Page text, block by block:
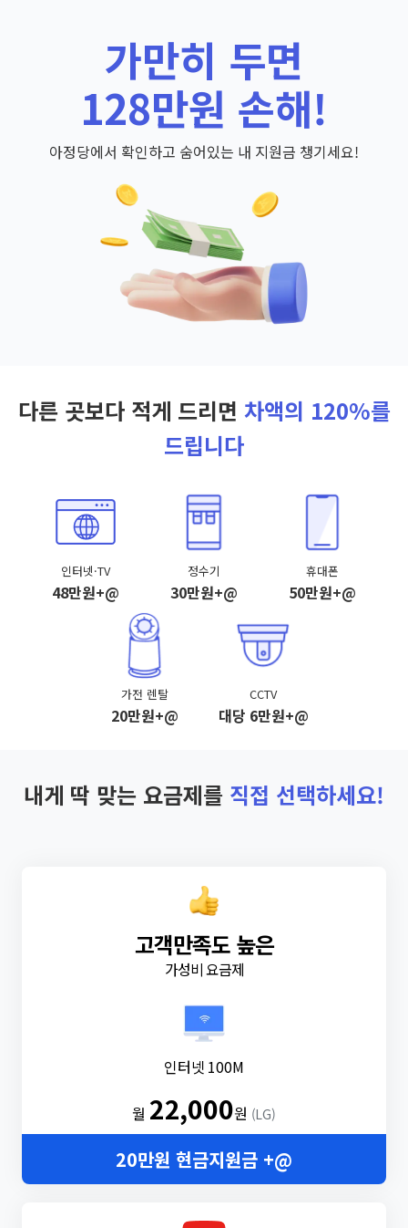
가만히 두면
128만원 손해!
아정당에서 확인하고 숨어있는 내 지원금 챙기세요!
다른 곳보다 적게 드리면 차액의 120%를
드립니다
인터넷·TV
48만원+@
정수기
30만원+@
휴대폰
50만원+@
가전 렌탈
20만원+@
CCTV
대당 6만원+@
내게 딱 맞는 요금제를 직접 선택하세요!
고객만족도 높은
가성비 요금제
인터넷 100M
월 22,000원 (LG)
20만원 현금지원금 +@